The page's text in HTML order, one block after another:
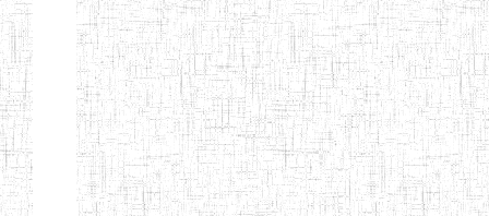
Chercher:
Effacer les filtres
Denomination
Type